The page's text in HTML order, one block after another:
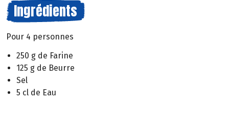
Ingrédients
Pour 4 personnes
250 g de Farine
125 g de Beurre
Sel
5 cl de Eau